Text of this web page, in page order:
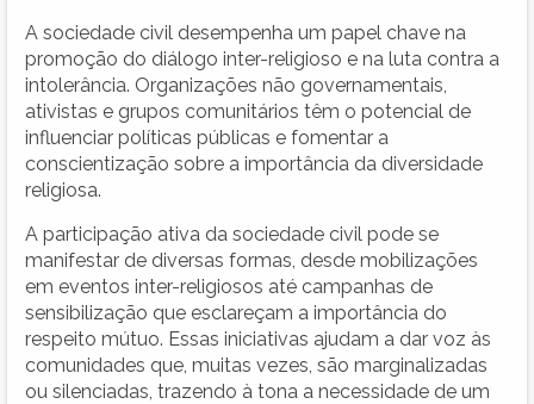
A sociedade civil desempenha um papel chave na
promoção do diálogo inter-religioso e na luta contra a
intolerância. Organizações não governamentais,
ativistas e grupos comunitários têm o potencial de
influenciar políticas públicas e fomentar a
conscientização sobre a importância da diversidade
religiosa.
A participação ativa da sociedade civil pode se
manifestar de diversas formas, desde mobilizações
em eventos inter-religiosos até campanhas de
sensibilização que esclareçam a importância do
respeito mútuo. Essas iniciativas ajudam a dar voz às
comunidades que, muitas vezes, são marginalizadas
ou silenciadas, trazendo à tona a necessidade de um